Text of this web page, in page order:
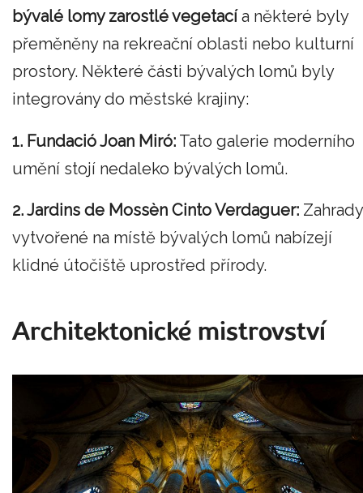
bývalé lomy zarostlé vegetací a některé byly
přeměněny na rekreační oblasti nebo kulturní
prostory. Některé části bývalých lomů byly
integrovány do městské krajiny:
1. Fundació Joan Miró: Tato galerie moderního
umění stojí nedaleko bývalých lomů.
2. Jardins de Mossèn Cinto Verdaguer: Zahrady
vytvořené na místě bývalých lomů nabízejí
klidné útočiště uprostřed přírody.
Architektonické mistrovství